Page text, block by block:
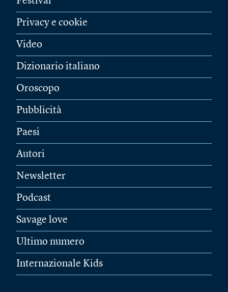
Privacy e cookie
Video
Dizionario italiano
Oroscopo
Pubblicità
Paesi
Autori
Newsletter
Podcast
Savage love
Ultimo numero
Internazionale Kids